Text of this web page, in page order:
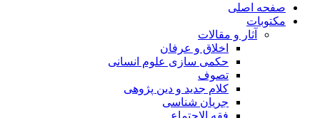
صفحه اصلی
مکتوبات
آثار و مقالات
اخلاق و عرفان
حکمی سازی علوم انسانی
تصوف
کلام جدید و دین پژوهی
جریان شناسی
فقه الاجتماع